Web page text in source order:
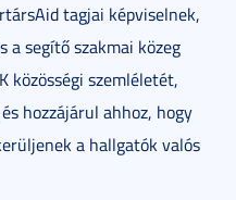
tagjai képviselnek,
segítő szakmai közeg
közösségi szemléletét,
hozzájárul ahhoz, hogy
a hallgatók valós